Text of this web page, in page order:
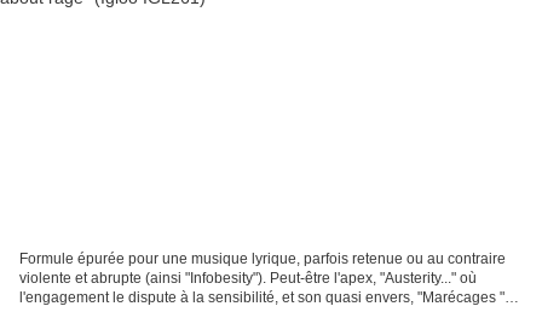
Formule épurée pour une musique lyrique, parfois retenue ou au contraire
violente et abrupte (ainsi "Infobesity"). Peut-être l'apex, "Austerity..." où
l'engagement le dispute à la sensibilité, et son quasi envers, "Marécages "